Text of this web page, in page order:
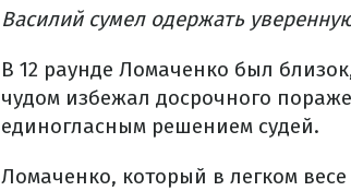
Василий сумел одержать
В 12 раунде Ломаченко был
чудом избежал досрочного
единогласным решением судей.
Ломаченко, который в легком